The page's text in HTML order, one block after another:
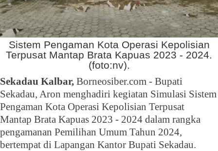
Sistem Pengaman Kota Operasi Kepolisian
Terpusat Mantap Brata Kapuas 2023 - 2024.
(foto:nv).
Sekadau Kalbar, Borneosiber.com - Bupati
Sekadau, Aron menghadiri kegiatan Simulasi Sistem
Pengaman Kota Operasi Kepolisian Terpusat
Mantap Brata Kapuas 2023 - 2024 dalam rangka
pengamanan Pemilihan Umum Tahun 2024,
bertempat di Lapangan Kantor Bupati Sekadau.